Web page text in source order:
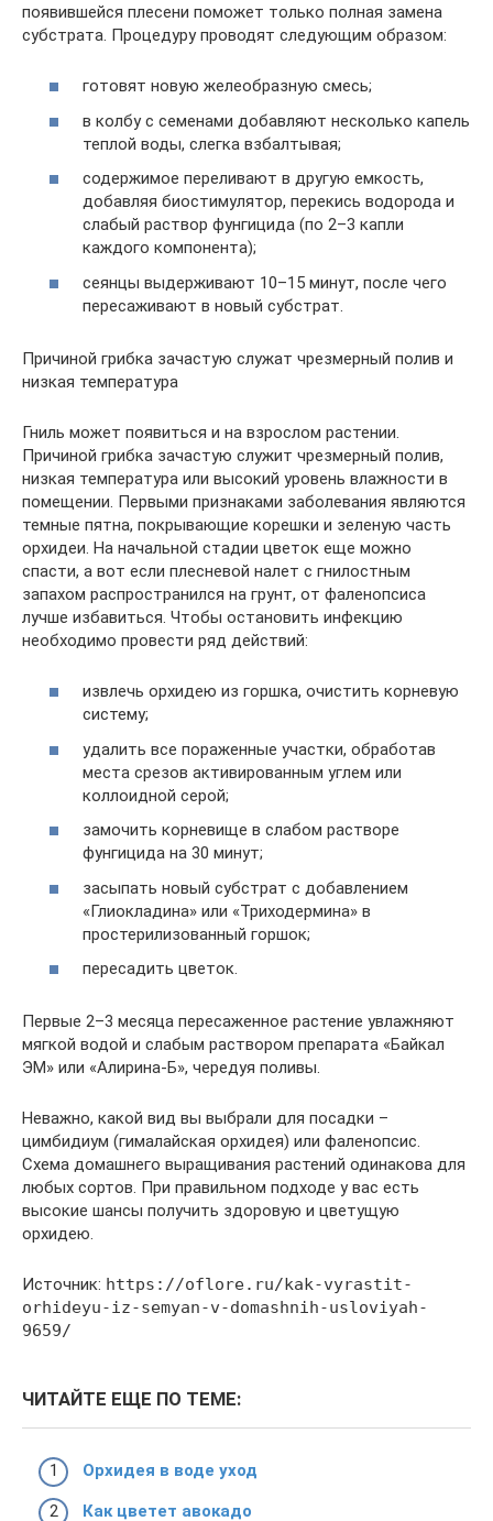
появившейся плесени поможет только полная замена
субстрата. Процедуру проводят следующим образом:
готовят новую желеобразную смесь;
в колбу с семенами добавляют несколько капель
теплой воды, слегка взбалтывая;
содержимое переливают в другую емкость,
добавляя биостимулятор, перекись водорода и
слабый раствор фунгицида (по 2–3 капли
каждого компонента);
сеянцы выдерживают 10–15 минут, после чего
пересаживают в новый субстрат.
Причиной грибка зачастую служат чрезмерный полив и
низкая температура
Гниль может появиться и на взрослом растении.
Причиной грибка зачастую служит чрезмерный полив,
низкая температура или высокий уровень влажности в
помещении. Первыми признаками заболевания являются
темные пятна, покрывающие корешки и зеленую часть
орхидеи. На начальной стадии цветок еще можно
спасти, а вот если плесневой налет с гнилостным
запахом распространился на грунт, от фаленопсиса
лучше избавиться. Чтобы остановить инфекцию
необходимо провести ряд действий:
извлечь орхидею из горшка, очистить корневую
систему;
удалить все пораженные участки, обработав
места срезов активированным углем или
коллоидной серой;
замочить корневище в слабом растворе
фунгицида на 30 минут;
засыпать новый субстрат с добавлением
«Глиокладина» или «Триходермина» в
простерилизованный горшок;
пересадить цветок.
Первые 2–3 месяца пересаженное растение увлажняют
мягкой водой и слабым раствором препарата «Байкал
ЭМ» или «Алирина-Б», чередуя поливы.
Неважно, какой вид вы выбрали для посадки –
цимбидиум (гималайская орхидея) или фаленопсис.
Схема домашнего выращивания растений одинакова для
любых сортов. При правильном подходе у вас есть
высокие шансы получить здоровую и цветущую
орхидею.
Источник: https://oflore.ru/kak-vyrastit-
orhideyu-iz-semyan-v-domashnih-usloviyah-
9659/
ЧИТАЙТЕ ЕЩЕ ПО ТЕМЕ:
Орхидея в воде уход
Как цветет авокадо